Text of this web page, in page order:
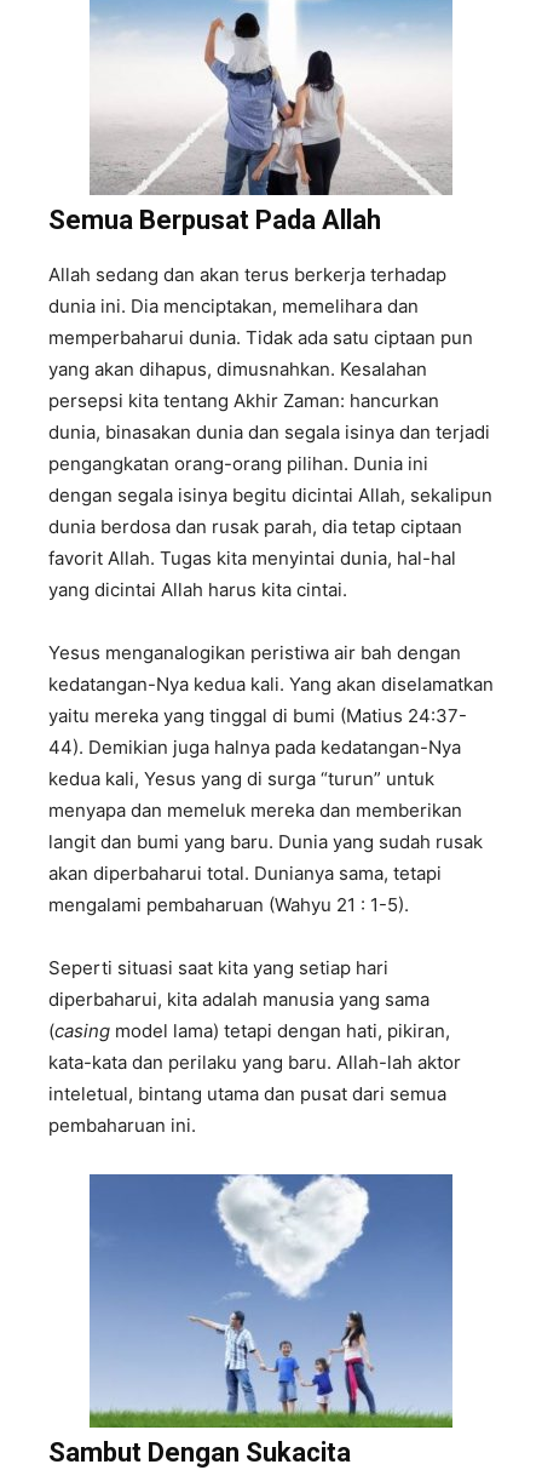
Semua Berpusat Pada Allah
Allah sedang dan akan terus berkerja terhadap
dunia ini. Dia menciptakan, memelihara dan
memperbaharui dunia. Tidak ada satu ciptaan pun
yang akan dihapus, dimusnahkan. Kesalahan
persepsi kita tentang Akhir Zaman: hancurkan
dunia, binasakan dunia dan segala isinya dan terjadi
pengangkatan orang-orang pilihan. Dunia ini
dengan segala isinya begitu dicintai Allah, sekalipun
dunia berdosa dan rusak parah, dia tetap ciptaan
favorit Allah. Tugas kita menyintai dunia, hal-hal
yang dicintai Allah harus kita cintai.
Yesus menganalogikan peristiwa air bah dengan
kedatangan-Nya kedua kali. Yang akan diselamatkan
yaitu mereka yang tinggal di bumi (Matius 24:37-
44). Demikian juga halnya pada kedatangan-Nya
kedua kali, Yesus yang di surga “turun” untuk
menyapa dan memeluk mereka dan memberikan
langit dan bumi yang baru. Dunia yang sudah rusak
akan diperbaharui total. Dunianya sama, tetapi
mengalami pembaharuan (Wahyu 21 : 1-5).
Seperti situasi saat kita yang setiap hari
diperbaharui, kita adalah manusia yang sama
(casing model lama) tetapi dengan hati, pikiran,
kata-kata dan perilaku yang baru. Allah-lah aktor
inteletual, bintang utama dan pusat dari semua
pembaharuan ini.
Sambut Dengan Sukacita